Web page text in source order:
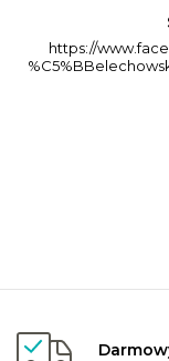
https://